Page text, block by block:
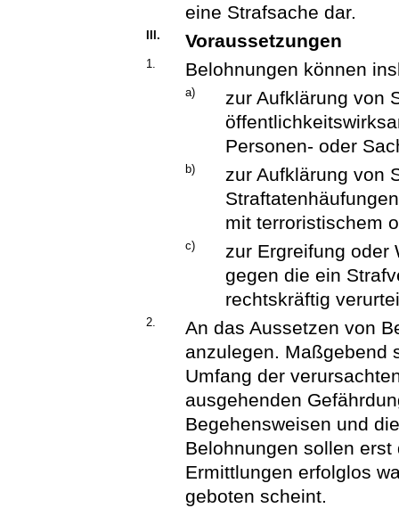
eine Strafsache dar.
III. Voraussetzungen
1. Belohnungen können
a)
zur Aufklärung von
Personen- oder
b)
zur Aufklärung von
mit terroristischem
c)
zur Ergreifung oder
gegen die ein
rechtskräftig
2.
An das Aussetzen von
anzulegen. Maßgebend
Umfang der
ausgehenden
Begehensweisen und
Belohnungen sollen
Ermittlungen erfolglos
geboten scheint.